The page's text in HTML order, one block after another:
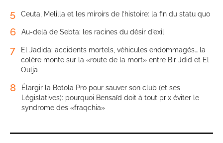
5 Ceuta, Melilla et les miroirs de l’histoire: la fin du statu quo
6 Au-delà de Sebta: les racines du désir d’exil
7
El Jadida: accidents mortels, véhicules endommagés… la
colère monte sur la «route de la mort» entre Bir Jdid et El
Oulja
8
Élargir la Botola Pro pour sauver son club (et ses
Législatives): pourquoi Bensaïd doit à tout prix éviter le
syndrome des «fraqchia»